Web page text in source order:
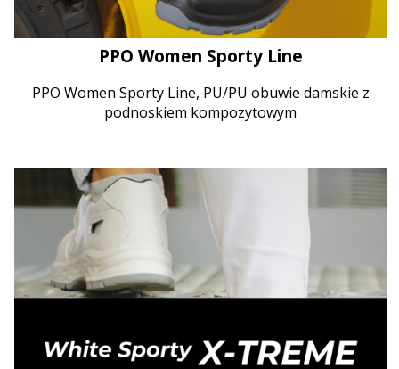
PPO Women Sporty Line
PPO Women Sporty Line, PU/PU obuwie damskie z
podnoskiem kompozytowym